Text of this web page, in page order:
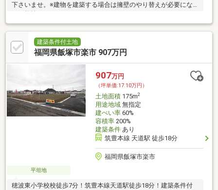
下さいませ。※建物を建築する場合は擁壁のやり替えが必要にな
る可能性がございます。
建築条件付土地
福岡県飯塚市楽市 907万円
907万円
（坪単価:17.10万円）
土地面積175m2
用途地域無指定
建ぺい率60%
容積率200%
建築条件あり
筑豊本線 天道駅 徒歩18分
福岡県飯塚市楽市
平坦地
穂波東小学校校徒歩7分！筑豊本線天道駅徒歩18分！建築条件付